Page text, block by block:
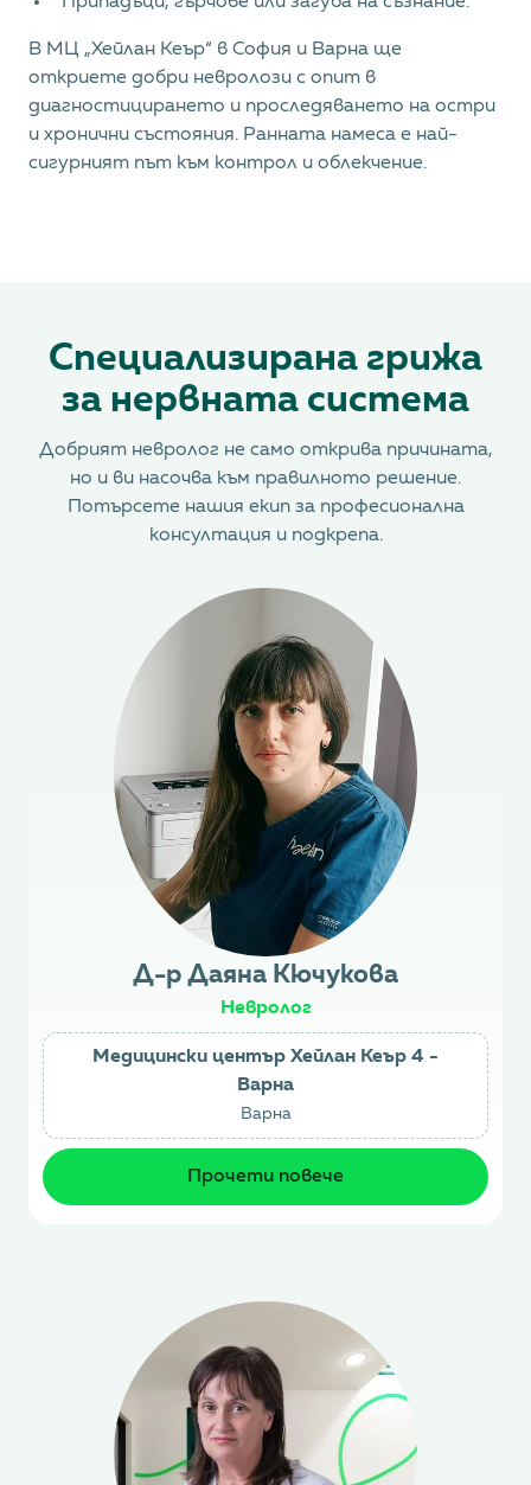
В МЦ „Хейлан Кеър“ в София и Варна ще
откриете добри невролози с опит в
диагностицирането и проследяването на остри
и хронични състояния. Ранната намеса е най-
сигурният път към контрол и облекчение.
Специализирана грижа
за нервната система
Добрият невролог не само открива причината,
но и ви насочва към правилното решение.
Потърсете нашия екип за професионална
консултация и подкрепа.
Д-р Даяна Кючукова
Невролог
Медицински център Хейлан Кеър 4 -
Варна
Варна
Прочети повече